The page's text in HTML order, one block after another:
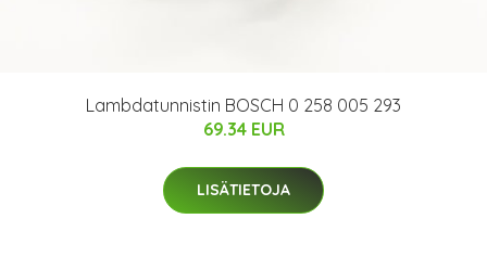
Lambdatunnistin BOSCH 0 258 005 293
69.34 EUR
LISÄTIETOJA